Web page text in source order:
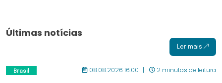
Últimas notícias
Ler mais
Brasil 08.08.2026 16:00 2 minutos de leitura